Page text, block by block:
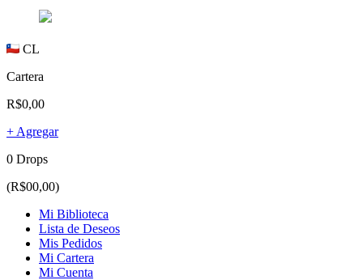
CL
Cartera
R$0,00
+ Agregar
0 Drops
(R$00,00)
Mi Biblioteca
Lista de Deseos
Mis Pedidos
Mi Cartera
Mi Cuenta